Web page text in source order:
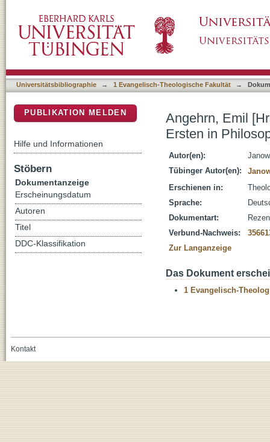
Kulturwissenschaft; [Rezension]
Universitätsbibliographie → 1 Evangelisch-Theologische Fakultät →
Angehrn, Emil
Ersten in
Autor(en):
Tübinger Autor(en):
Erschienen in:
Sprache:
Dokumentart:
Verbund-Nachweis:
Zur Langanzeige
Das Dokument
1 Evangelisch-
PUBLIKATION MELDEN
Hilfe und Informationen
Stöbern
Dokumentanzeige
Erscheinungsdatum
Autoren
Titel
DDC-Klassifikation
Kontakt